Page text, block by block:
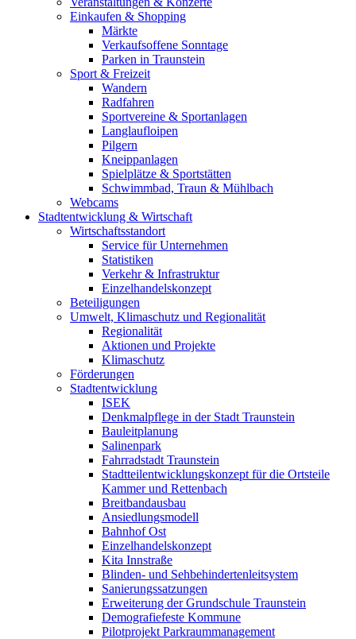
Einkaufen & Shopping
Märkte
Verkaufsoffene Sonntage
Parken in Traunstein
Sport & Freizeit
Wandern
Radfahren
Sportvereine & Sportanlagen
Langlaufloipen
Pilgern
Kneippanlagen
Spielplätze & Sportstätten
Schwimmbad, Traun & Mühlbach
Webcams
Stadtentwicklung & Wirtschaft
Wirtschaftsstandort
Service für Unternehmen
Statistiken
Verkehr & Infrastruktur
Einzelhandelskonzept
Beteiligungen
Umwelt, Klimaschutz und Regionalität
Regionalität
Aktionen und Projekte
Klimaschutz
Förderungen
Stadtentwicklung
ISEK
Denkmalpflege in der Stadt Traunstein
Bauleitplanung
Salinenpark
Fahrradstadt Traunstein
Stadtteilentwicklungskonzept für die Ortsteile
Kammer und Rettenbach
Breitbandausbau
Ansiedlungsmodell
Bahnhof Ost
Einzelhandelskonzept
Kita Innstraße
Blinden- und Sehbehindertenleitsystem
Sanierungssatzungen
Erweiterung der Grundschule Traunstein
Demografiefeste Kommune
Pilotprojekt Parkraummanagement